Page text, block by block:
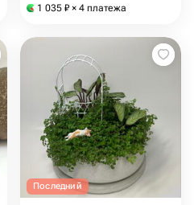
1 035 ₽ × 4 платежа
Последний